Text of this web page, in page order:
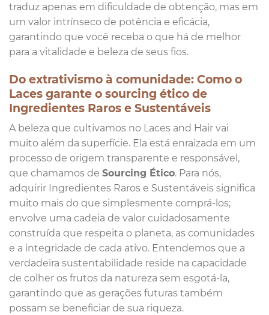
traduz apenas em dificuldade de obtenção, mas em
um valor intrínseco de potência e eficácia,
garantindo que você receba o que há de melhor
para a vitalidade e beleza de seus fios.
Do extrativismo à comunidade: Como o
Laces garante o sourcing ético de
Ingredientes Raros e Sustentáveis
A beleza que cultivamos no Laces and Hair vai
muito além da superfície. Ela está enraizada em um
processo de origem transparente e responsável,
que chamamos de Sourcing Ético. Para nós,
adquirir Ingredientes Raros e Sustentáveis significa
muito mais do que simplesmente comprá-los;
envolve uma cadeia de valor cuidadosamente
construída que respeita o planeta, as comunidades
e a integridade de cada ativo. Entendemos que a
verdadeira sustentabilidade reside na capacidade
de colher os frutos da natureza sem esgotá-la,
garantindo que as gerações futuras também
possam se beneficiar de sua riqueza.